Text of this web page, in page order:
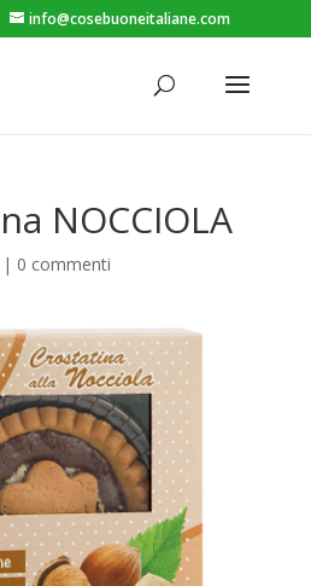
info@cosebuoneitaliane.com
NOCCIOLA
| 0 commenti